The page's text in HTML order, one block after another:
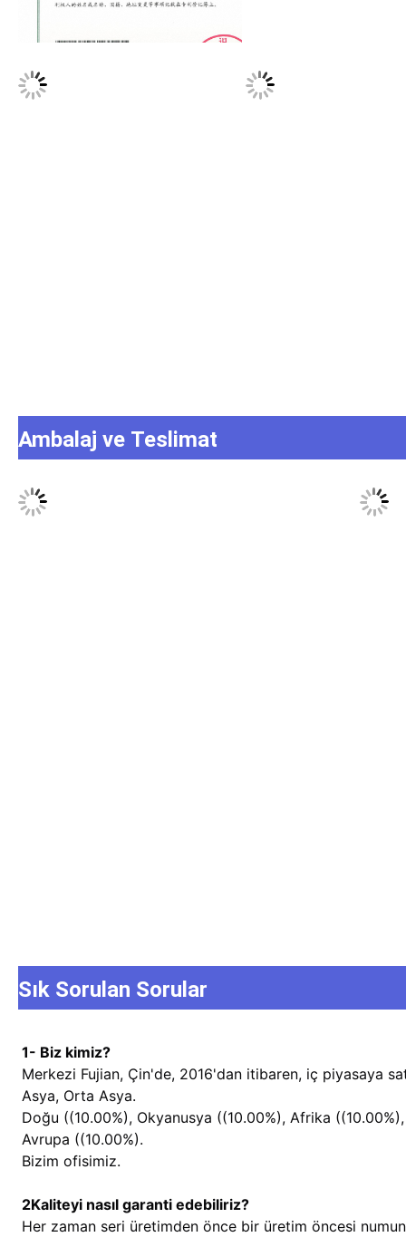
Ambalaj ve Teslimat
Sık Sorulan Sorular
1- Biz kimiz?
Merkezi Fujian, Çin'de, 2016'dan itibaren, iç piyasaya
Asya, Orta Asya.
Doğu ((10.00%), Okyanusya ((10.00%), Afrika
Avrupa ((10.00%).
Bizim ofisimiz.
2Kaliteyi nasıl garanti edebiliriz?
Her zaman seri üretimden önce bir üretim öncesi